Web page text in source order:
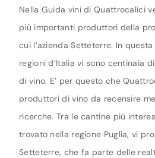
Nella Guida vini di Quattrocalici
più importanti produttori della
cui l’azienda Setteterre. In
regioni d’Italia vi sono centinaia
di vino. E’ per questo che
produttori di vino da recensire
ricerche. Tra le cantine più
trovato nella regione Puglia, vi
Setteterre, che fa parte delle